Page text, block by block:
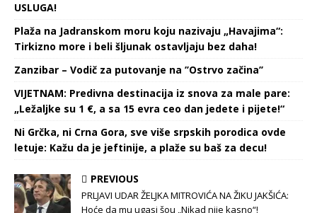
USLUGA!
Plaža na Jadranskom moru koju nazivaju „Havajima“:
Tirkizno more i beli šljunak ostavljaju bez daha!
Zanzibar – Vodič za putovanje na ’’Ostrvo začina’’
VIJETNAM: Predivna destinacija iz snova za male pare:
„Ležaljke su 1 €, a sa 15 evra ceo dan jedete i pijete!“
Ni Grčka, ni Crna Gora, sve više srpskih porodica ovde
letuje: Kažu da je jeftinije, a plaže su baš za decu!
PREVIOUS
PRLJAVI UDAR ŽELJKA MITROVIĆA NA ŽIKU JAKŠIĆA:
Hoće da mu ugasi šou „Nikad nije kasno“!